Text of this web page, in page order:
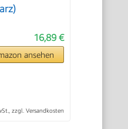
16,89 €
ansehen
zzgl. Versandkosten